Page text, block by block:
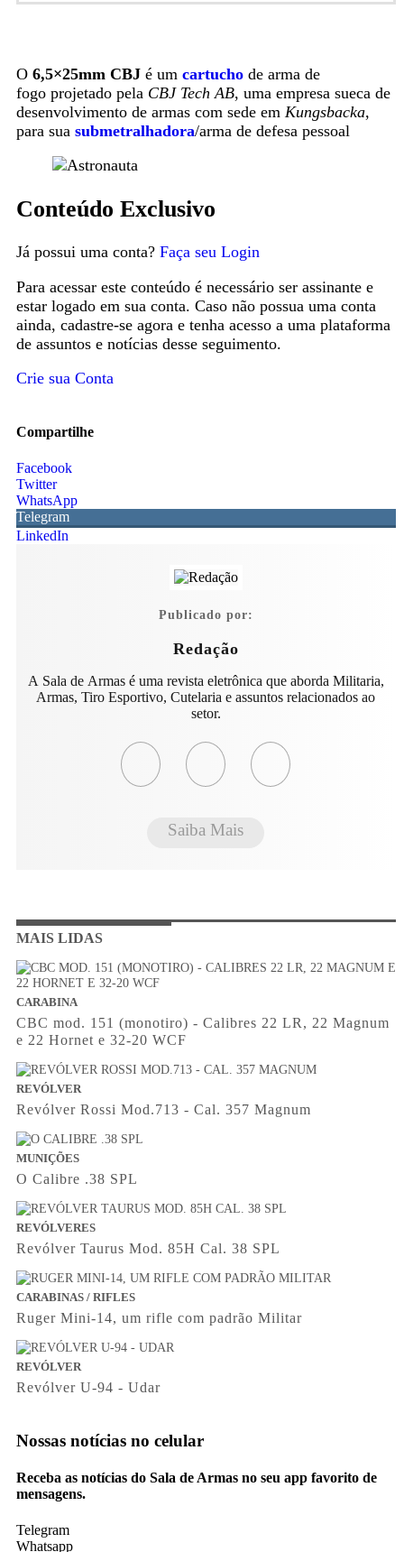
O 6,5×25mm CBJé um cartuchode arma de
fogo projetado pela CBJ Tech AB, uma empresa sueca de
desenvolvimento de armas com sede em Kungsbacka,
para sua submetralhadora/arma de defesa pessoal
Conteúdo Exclusivo
Já possui uma conta? Faça seu Login
Para acessar este conteúdo é necessário ser assinante e
estar logado em sua conta. Caso não possua uma conta
ainda, cadastre-se agora e tenha acesso a uma plataforma
de assuntos e notícias desse seguimento.
Crie sua Conta
Compartilhe
Facebook
Twitter
WhatsApp
Telegram
LinkedIn
Publicado por:
Redação
A Sala de Armas é uma revista eletrônica que aborda Militaria,
Armas, Tiro Esportivo, Cutelaria e assuntos relacionados ao
setor.
Saiba Mais
MAIS LIDAS
CARABINA
CBC mod. 151 (monotiro) - Calibres 22 LR, 22 Magnum
e 22 Hornet e 32-20 WCF
REVÓLVER
Revólver Rossi Mod.713 - Cal. 357 Magnum
MUNIÇÕES
O Calibre .38 SPL
REVÓLVERES
Revólver Taurus Mod. 85H Cal. 38 SPL
CARABINAS / RIFLES
Ruger Mini-14, um rifle com padrão Militar
REVÓLVER
Revólver U-94 - Udar
Nossas notícias no celular
Receba as notícias do Sala de Armas no seu app favorito de
mensagens.
Telegram
Whatsapp